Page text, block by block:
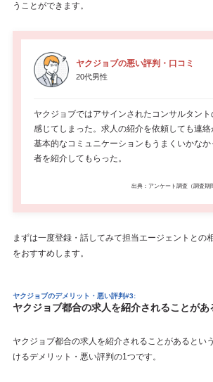
うことができます。
ヤクジョブの悪い評判・口コミ
20代男性
ヤクジョブではアサインされたコンサルタント
感じてしまった。求人の紹介を依頼しても連絡
基本的なコミュニケーションもうまくいかな
者を紹介してもらった。
出典：アンケート調査（調査期
まずは一度登録・話してみて担当エージェントとの
をおすすめします。
ヤクジョブのデメリット・悪い評判#3:
ヤクジョブ都合の求人を紹介されることがあ
ヤクジョブ都合の求人を紹介されることがあるとい
けるデメリット・悪い評判の1つです。